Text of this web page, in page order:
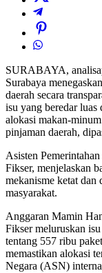
SURABAYA,
Surabaya
daerah secara
isu yang beredar
alokasi makan-
pinjaman daerah,
Asisten
Fikser, menjelaskan
mekanisme ketat
masyarakat.
Anggaran Mamin
Fikser meluruskan
tentang 557 ribu
memastikan alokasi
Negara (ASN)